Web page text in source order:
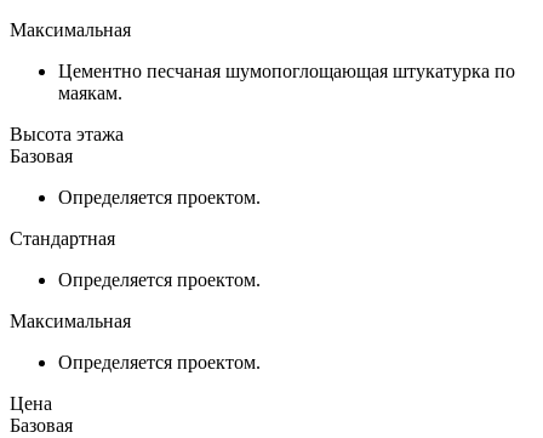
Максимальная
Цементно песчаная шумопоглощающая штукатурка по
маякам.
Высота этажа
Базовая
Определяется проектом.
Стандартная
Определяется проектом.
Максимальная
Определяется проектом.
Цена
Базовая